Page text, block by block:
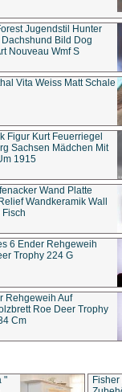
Jugendstil Hunter
Dachshund Bild Dog
Nouveau Wmf S
Vita Weiss Matt Schale
Figur Kurt Feuerriegel
Sachsen Mädchen Mit
1915
Wand Platte
Wandkeramik Wall
Fisch
6 Ender Rehgeweih
Trophy 224 G
Rehgeweih Auf
Roe Deer Trophy
Cm
"